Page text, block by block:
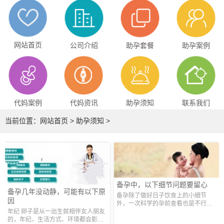
网站首页 公司介绍 助孕套餐 助孕案例
代妈案例 代妈资讯 助孕须知 联系我们
当前位置： 网站首页 > 助孕须知 >
备孕几年没动静，可能有以下原
因
年纪 卵子是从一出生就相伴女人朋友
的，年纪、生活方式、环境都会影响
备孕中，以下细节问题要留心
备孕除了做好日子饮食上的小细节
外，一次科学的孕前查看也是不行少